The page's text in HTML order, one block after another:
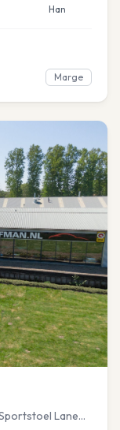
Han
Marge
Lane